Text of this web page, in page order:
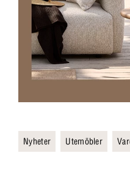
Nyheter Utemöbler